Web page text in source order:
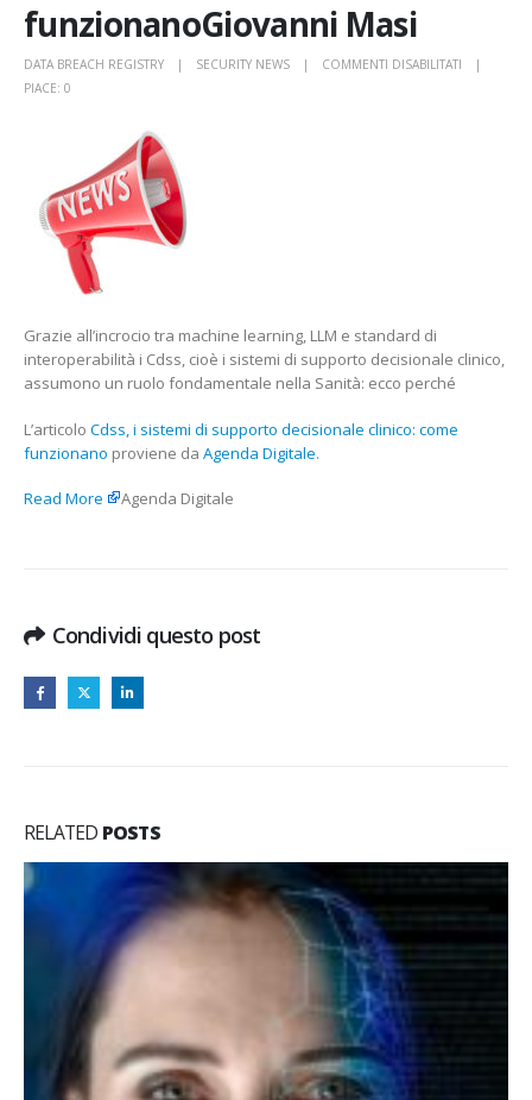
funzionanoGiovanni Masi
DATA BREACH REGISTRY SECURITY NEWS COMMENTI DISABILITATI
PIACE: 0
Grazie all’incrocio tra machine learning, LLM e standard di
interoperabilità i Cdss, cioè i sistemi di supporto decisionale clinico,
assumono un ruolo fondamentale nella Sanità: ecco perché
L’articolo Cdss, i sistemi di supporto decisionale clinico: come
funzionano proviene da Agenda Digitale.
Read More Agenda Digitale
Condividi questo post
RELATED POSTS